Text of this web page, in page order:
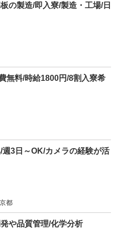
の製造/即入寮/製造・工場/日
無料/時給1800円/8割入寮希
3日～OK/カメラの経験が活
都
や品質管理/化学分析